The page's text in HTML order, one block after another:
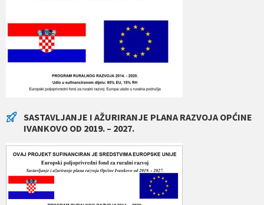
SASTAVLJANJE I AŽURIRANJE PLANA RAZVOJA OPĆINE
IVANKOVO OD 2019. – 2027.